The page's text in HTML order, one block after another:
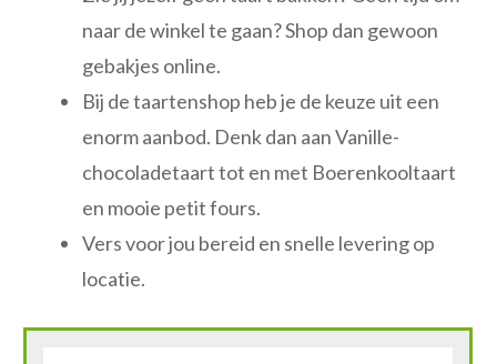
naar de winkel te gaan? Shop dan gewoon
gebakjes online.
Bij de taartenshop heb je de keuze uit een
enorm aanbod. Denk dan aan Vanille-
chocoladetaart tot en met Boerenkooltaart
en mooie petit fours.
Vers voor jou bereid en snelle levering op
locatie.